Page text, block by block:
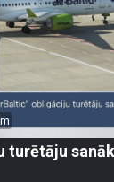
turētāju